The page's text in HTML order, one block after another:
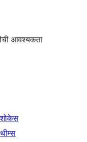
आवश्यकता
शोकेस
थीम्स